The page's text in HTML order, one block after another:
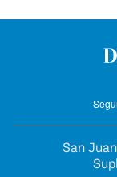
San Juan